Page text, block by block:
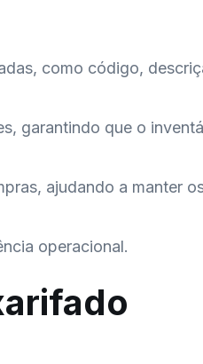
como código,
garantindo que o
ajudando a manter
operacional.